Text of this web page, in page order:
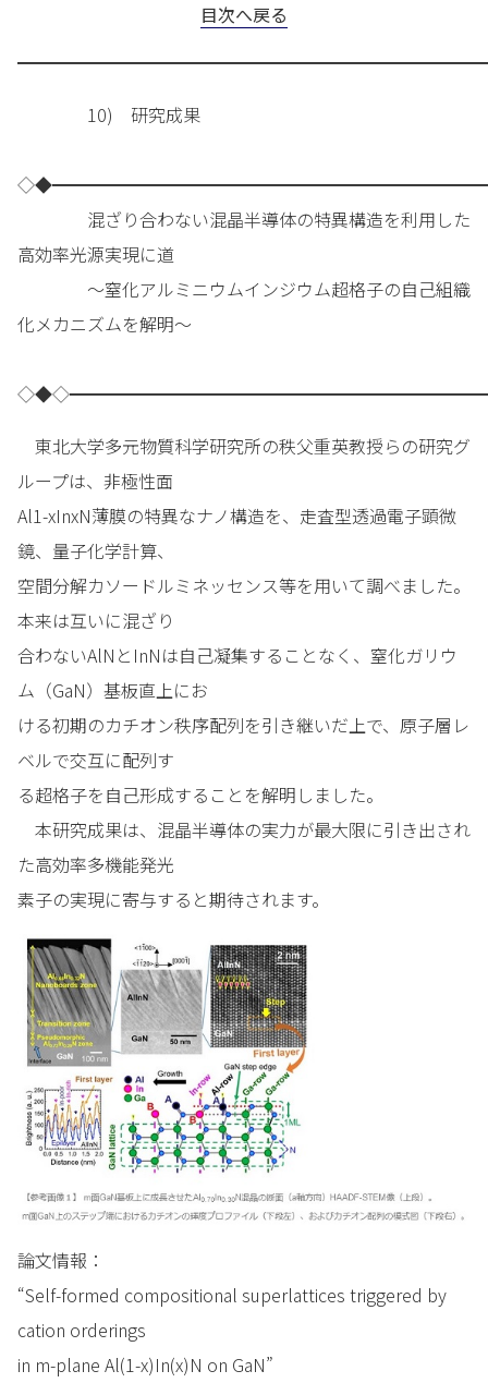
目次へ戻る
10) 研究成果
混ざり合わない混晶半導体の特異構造を利用した
高効率光源実現に道
～窒化アルミニウムインジウム超格子の自己組織
化メカニズムを解明～
東北大学多元物質科学研究所の秩父重英教授らの研究グ
ループは、非極性面
Al1-xInxN薄膜の特異なナノ構造を、走査型透過電子顕微
鏡、量子化学計算、
空間分解カソードルミネッセンス等を用いて調べました。
本来は互いに混ざり
合わないAlNとInNは自己凝集することなく、窒化ガリウ
ム（GaN）基板直上にお
ける初期のカチオン秩序配列を引き継いだ上で、原子層レ
ベルで交互に配列す
る超格子を自己形成することを解明しました。
本研究成果は、混晶半導体の実力が最大限に引き出され
た高効率多機能発光
素子の実現に寄与すると期待されます。
論文情報：
“Self-formed compositional superlattices triggered by
cation orderings
in m-plane Al(1-x)In(x)N on GaN”